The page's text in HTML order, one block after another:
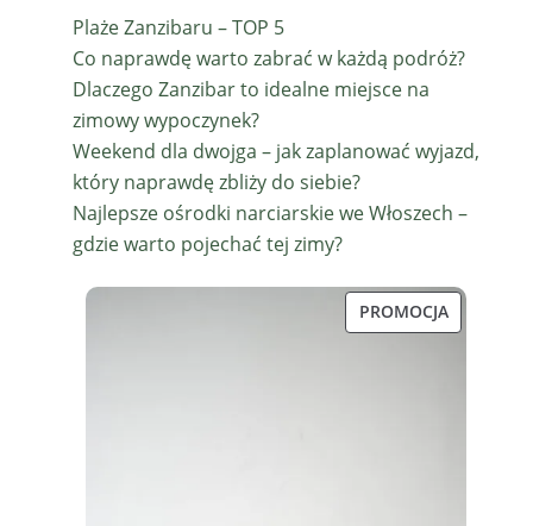
Plaże Zanzibaru – TOP 5
Co naprawdę warto zabrać w każdą podróż?
Dlaczego Zanzibar to idealne miejsce na
zimowy wypoczynek?
Weekend dla dwojga – jak zaplanować wyjazd,
który naprawdę zbliży do siebie?
Najlepsze ośrodki narciarskie we Włoszech –
gdzie warto pojechać tej zimy?
PROMOCJAPRODUKT